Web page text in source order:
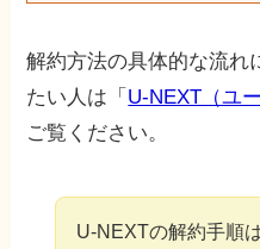
解約方法の具体的な流れ
たい人は「 U-NEXT（ユ
ご覧ください。
U-NEXTの解約手順